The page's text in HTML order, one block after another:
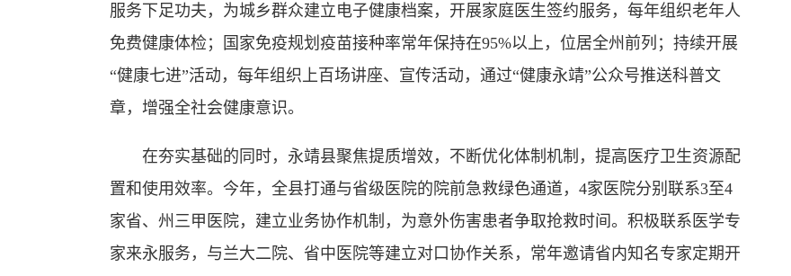
服务下足功夫，为城乡群众建立电子健康档案，开展家庭医生签约服务，每年组织老年人
免费健康体检；国家免疫规划疫苗接种率常年保持在95%以上，位居全州前列；持续开展
“健康七进”活动，每年组织上百场讲座、宣传活动，通过“健康永靖”公众号推送科普文
章，增强全社会健康意识。
在夯实基础的同时，永靖县聚焦提质增效，不断优化体制机制，提高医疗卫生资源配
置和使用效率。今年，全县打通与省级医院的院前急救绿色通道，4家医院分别联系3至4
家省、州三甲医院，建立业务协作机制，为意外伤害患者争取抢救时间。积极联系医学专
家来永服务，与兰大二院、省中医院等建立对口协作关系，常年邀请省内知名专家定期开